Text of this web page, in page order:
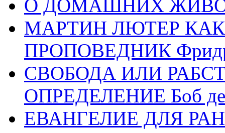
О ДОМАШНИХ
МАРТИН ЛЮТЕР
ПРОПОВЕДНИК
СВОБОДА ИЛИ
ОПРЕДЕЛЕНИЕ Боб де
ЕВАНГЕЛИЕ ДЛЯ